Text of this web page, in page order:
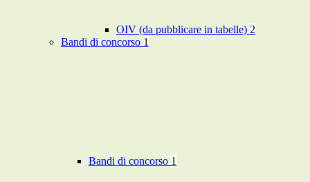
OIV (da pubblicare in tabelle) 2
Bandi di concorso 1
Bandi di concorso 1